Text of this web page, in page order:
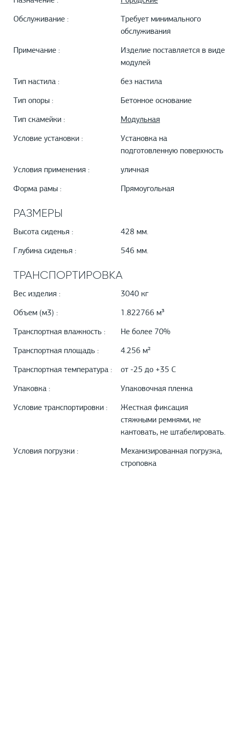
Обслуживание :
Требует минимального
обслуживания
Примечание :
Изделие поставляется в виде
модулей
Тип настила : без настила
Тип опоры : Бетонное основание
Тип скамейки : Модульная
Условие установки :
Установка на
подготовленную поверхность
Условия применения : уличная
Форма рамы : Прямоугольная
РАЗМЕРЫ
Высота сиденья : 428 мм.
Глубина сиденья : 546 мм.
ТРАНСПОРТИРОВКА
Вес изделия : 3040 кг
Объем (м3) : 1.822766 м³
Транспортная влажность : Не более 70%
Транспортная площадь : 4.256 м²
Транспортная температура : от -25 до +35 С
Упаковка : Упаковочная пленка
Условие транспортировки :
Жесткая фиксация
стяжными ремнями, не
кантовать, не штабелировать.
Условия погрузки :
Механизированная погрузка,
строповка